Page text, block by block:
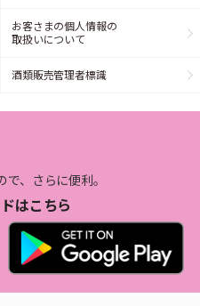
お客さまの個人情報の
取扱いについて
酒類販売管理者標識
、さらに便利。
はこちら